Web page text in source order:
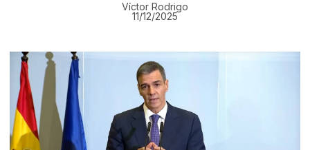
Víctor Rodrigo
11/12/2025